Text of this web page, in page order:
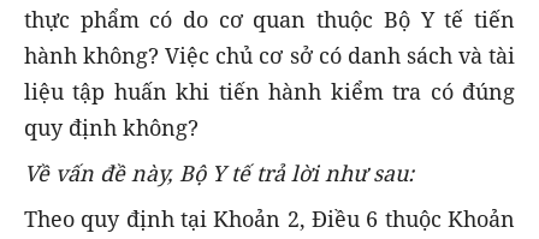
thực phẩm có do cơ quan thuộc Bộ Y tế tiến
hành không? Việc chủ cơ sở có danh sách và tài
liệu tập huấn khi tiến hành kiểm tra có đúng
quy định không?
Về vấn đề này, Bộ Y tế trả lời như sau:
Theo quy định tại Khoản 2, Điều 6 thuộc Khoản